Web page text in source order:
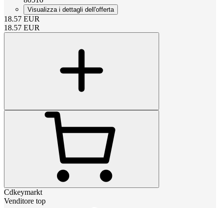
Visualizza i dettagli dell'offerta
18.57 EUR
18.57 EUR
Cdkeymarkt
Venditore top